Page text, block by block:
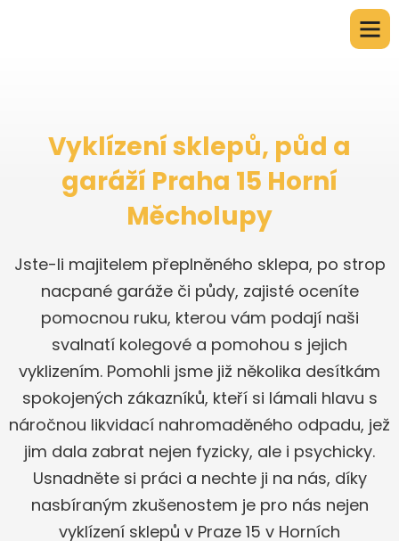
Vyklízení sklepů, půd a
garáží Praha 15 Horní
Měcholupy
Jste-li majitelem přeplněného sklepa, po strop
nacpané garáže či půdy, zajisté oceníte
pomocnou ruku, kterou vám podají naši
svalnatí kolegové a pomohou s jejich
vyklizením. Pomohli jsme již několika desítkám
spokojených zákazníků, kteří si lámali hlavu s
náročnou likvidací nahromaděného odpadu, jež
jim dala zabrat nejen fyzicky, ale i psychicky.
Usnadněte si práci a nechte ji na nás, díky
nasbíraným zkušenostem je pro nás nejen
vyklízení sklepů v Praze 15 v Horních